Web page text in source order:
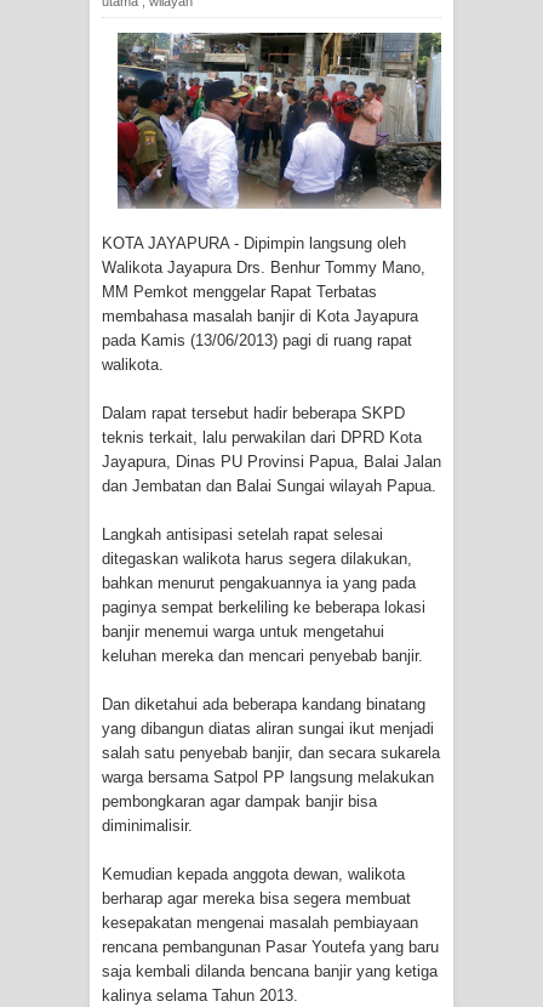
Tiga Personel Polresta Jayapura Kota
Jalani Sidang BP4R di Jayapura
Kapolresta Jayapura Kota
Mengapresiasi Antusiasme Warga
Saat Nonton Bareng Final Piala Dunia
2026 di Lapangan Karang PTC Entrop
Kebakaran Hanguskan Satu Rumah
Profil Lengkap Papua Barat, Bumi
Cenderawasih di Ujung Barat Papua
Cenderawasih di Ujung Timur
Indonesia
Istimewa di Ujung Sumatera
Lima Rumah Pribadi Terbakar Di
Hamadi Jayapura Selatan
Gempa M3,3 Guncang Nabire, BMKG
Imbau Waspada Susulan
Mama-Mama Pasar Lama Sentani
KOTA JAYAPURA - Dipimpin langsung oleh
Walikota Jayapura Drs. Benhur Tommy Mano,
MM Pemkot menggelar Rapat Terbatas
membahasa masalah banjir di Kota Jayapura
pada Kamis (13/06/2013) pagi di ruang rapat
walikota.
Dalam rapat tersebut hadir beberapa SKPD
teknis terkait, lalu perwakilan dari DPRD Kota
Jayapura, Dinas PU Provinsi Papua, Balai Jalan
dan Jembatan dan Balai Sungai wilayah Papua.
Langkah antisipasi setelah rapat selesai
ditegaskan walikota harus segera dilakukan,
bahkan menurut pengakuannya ia yang pada
paginya sempat berkeliling ke beberapa lokasi
banjir menemui warga untuk mengetahui
keluhan mereka dan mencari penyebab banjir.
Dan diketahui ada beberapa kandang binatang
yang dibangun diatas aliran sungai ikut menjadi
salah satu penyebab banjir, dan secara sukarela
warga bersama Satpol PP langsung melakukan
pembongkaran agar dampak banjir bisa
diminimalisir.
Kemudian kepada anggota dewan, walikota
berharap agar mereka bisa segera membuat
kesepakatan mengenai masalah pembiayaan
rencana pembangunan Pasar Youtefa yang baru
saja kembali dilanda bencana banjir yang ketiga
kalinya selama Tahun 2013.